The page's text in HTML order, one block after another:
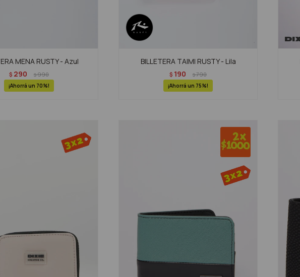
MENA RUSTY - Azul
$ 290 $990
70
BILLETERA TAIMI RUSTY - Lila
$ 190 $790
75